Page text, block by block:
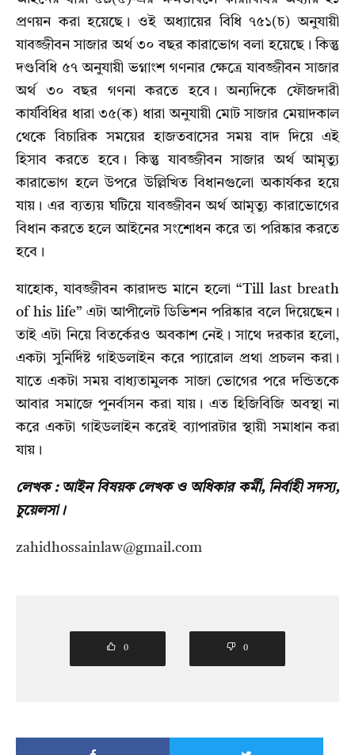
প্রণয়ন করা হয়েছে। ওই অধ্যায়ের বিধি ৭৫১(চ) অনুযায়ী
যাবজ্জীবন সাজার অর্থ ৩০ বছর কারাভোগ বলা হয়েছে। কিন্তু
দণ্ডবিধি ৫৭ অনুযায়ী ভগ্নাংশ গণনার ক্ষেত্রে যাবজ্জীবন সাজার
অর্থ ৩০ বছর গণনা করতে হবে। অন্যদিকে ফৌজদারী
কার্যবিধির ধারা ৩৫(ক) ধারা অনুযায়ী মোট সাজার মেয়াদকাল
থেকে বিচারিক সময়ের হাজতবাসের সময় বাদ দিয়ে এই
হিসাব করতে হবে। কিন্তু যাবজ্জীবন সাজার অর্থ আমৃত্যু
কারাভোগ হলে উপরে উল্লিখিত বিধানগুলো অকার্যকর হয়ে
যায়। এর ব্যত্যয় ঘটিয়ে যাবজ্জীবন অর্থ আমৃত্যু কারাভোগের
বিধান করতে হলে আইনের সংশোধন করে তা পরিষ্কার করতে
হবে।
যাহোক, যাবজ্জীবন কারাদন্ড মানে হলো “Till last breath
of his life” এটা আপীলেট ডিভিশন পরিষ্কার বলে দিয়েছেন।
তাই এটা নিয়ে বিতর্কেরও অবকাশ নেই। সাথে দরকার হলো,
একটা সুনির্দিষ্ট গাইডলাইন করে প্যারোল প্রথা প্রচলন করা।
যাতে একটা সময় বাধ্যতামুলক সাজা ভোগের পরে দন্ডিতকে
আবার সমাজে পুনর্বাসন করা যায়। এত হিজিবিজি অবস্থা না
করে একটা গাইডলাইন করেই ব্যাপারটার স্থায়ী সমাধান করা
যায়।
লেখক : আইন বিষয়ক লেখক ও অধিকার কর্মী, নির্বাহী সদস্য,
চুয়েলসা।
zahidhossainlaw@gmail.com
0 0